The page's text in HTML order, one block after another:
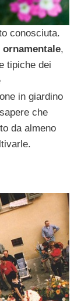
conosciuta.
,
tipiche dei
in giardino
che
da almeno